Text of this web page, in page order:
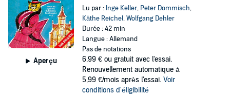
Aperçu
Lu par : Inge Keller, Peter Dommisch,
Käthe Reichel,Wolfgang Dehler
Durée : 42 min
Langue : Allemand
Pas de notations
6,99 € ou gratuit avec l'essai.
Renouvellement automatique à
5,99 €/mois après l'essai. Voir
conditions d'éligibilité